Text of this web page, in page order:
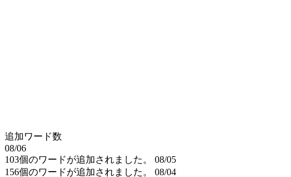
追加ワード数
08/06
103個のワードが追加されました。
08/05
156個のワードが追加されました。
08/04